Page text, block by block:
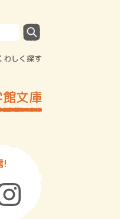
わしく探す
文庫
!